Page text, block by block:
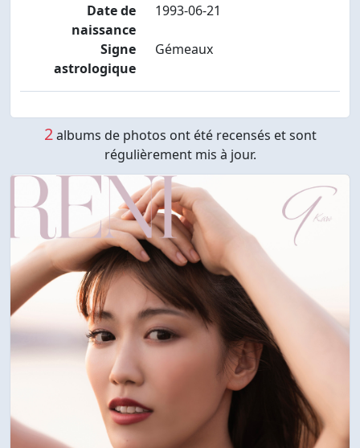
Date de
naissance
1993-06-21
Signe
astrologique
Gémeaux
2albums de photos ont été recensés et sont
régulièrement mis à jour.